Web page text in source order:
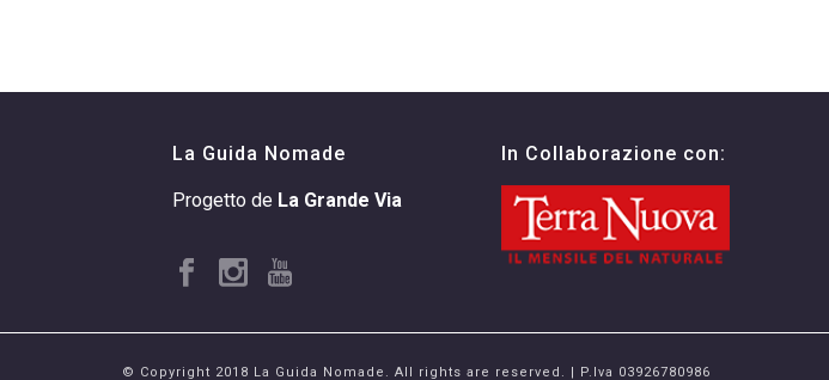
La Guida Nomade
Progetto de La Grande Via
In Collaborazione con:
© Copyright 2018 La Guida Nomade. All rights are reserved. | P.Iva 03926780986